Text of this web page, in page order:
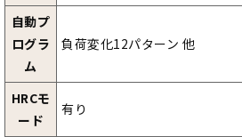
自動プ
ログラ
ム
負荷変化12パターン 他
HRCモ
ード
有り